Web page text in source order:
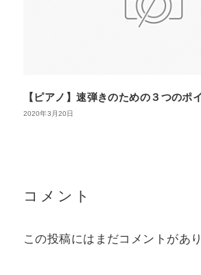
【ピアノ】速弾きのための３つのポ
2020年3月20日
コメント
この投稿にはまだコメントがあり